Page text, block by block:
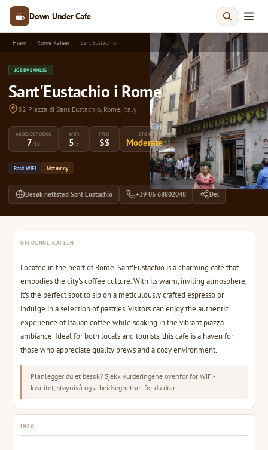
Down Under Cafe
Hjem Rome Kafeer Sant'Eustachio
JOBBVENNLIG
Sant'Eustachio i Rome
82 Piazza di Sant'Eustachio, Rome, Italy
ARBEIDSPOENG
7/10
WIFI
5/5
PRIS
$$
STØY
Moderate
Rask WiFi Matmeny
Besøk nettsted Sant'Eustachio +39 06 68802048 Del
OM DENNE KAFEEN
Located in the heart of Rome, Sant'Eustachio is a charming café that
embodies the city's coffee culture. With its warm, inviting atmosphere,
it's the perfect spot to sip on a meticulously crafted espresso or
indulge in a selection of pastries. Visitors can enjoy the authentic
experience of Italian coffee while soaking in the vibrant piazza
ambiance. Ideal for both locals and tourists, this café is a haven for
those who appreciate quality brews and a cozy environment.
Planlegger du et besøk? Sjekk vurderingene ovenfor for WiFi-
kvalitet, støynivå og arbeidsegnethet før du drar.
INFO